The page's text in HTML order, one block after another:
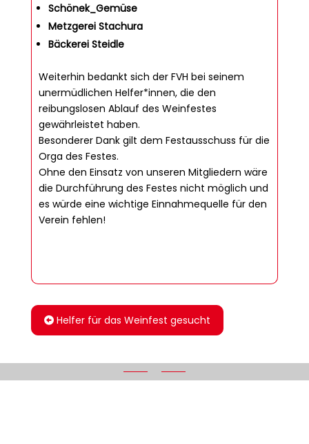
Schönek_Gemüse
Metzgerei Stachura
Bäckerei Steidle
Weiterhin bedankt sich der FVH bei seinem
unermüdlichen Helfer*innen, die den
reibungslosen Ablauf des Weinfestes
gewährleistet haben.
Besonderer Dank gilt dem Festausschuss für die
Orga des Festes.
Ohne den Einsatz von unseren Mitgliedern wäre
die Durchführung des Festes nicht möglich und
es würde eine wichtige Einnahmequelle für den
Verein fehlen!
Helfer für das Weinfest gesucht